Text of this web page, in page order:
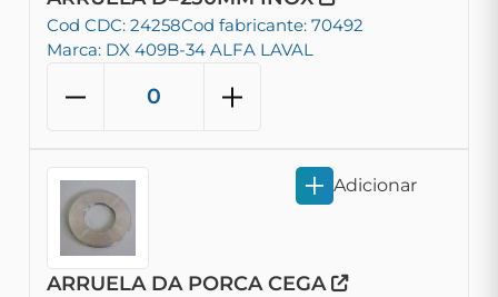
Cod CDC: 24258Cod fabricante: 70492
Marca: DX 409B-34 ALFA LAVAL
ARRUELA DA PORCA CEGA
Adicionar